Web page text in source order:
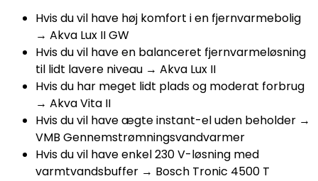
Hvis du vil have høj komfort i en fjernvarmebolig
→ Akva Lux II GW
Hvis du vil have en balanceret fjernvarmeløsning
til lidt lavere niveau → Akva Lux II
Hvis du har meget lidt plads og moderat forbrug
→ Akva Vita II
Hvis du vil have ægte instant-el uden beholder →
VMB Gennemstrømningsvandvarmer
Hvis du vil have enkel 230 V-løsning med
varmtvandsbuffer → Bosch Tronic 4500 T